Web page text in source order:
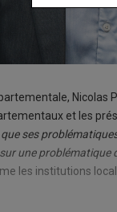
Nicolas
et les
ses
une problématique
les institutions